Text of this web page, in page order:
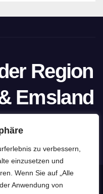
zu verbessern,
einzusetzen und
Wenn Sie auf „Alle
Anwendung von
Region
Emsland
|Theme: Newspaperex von